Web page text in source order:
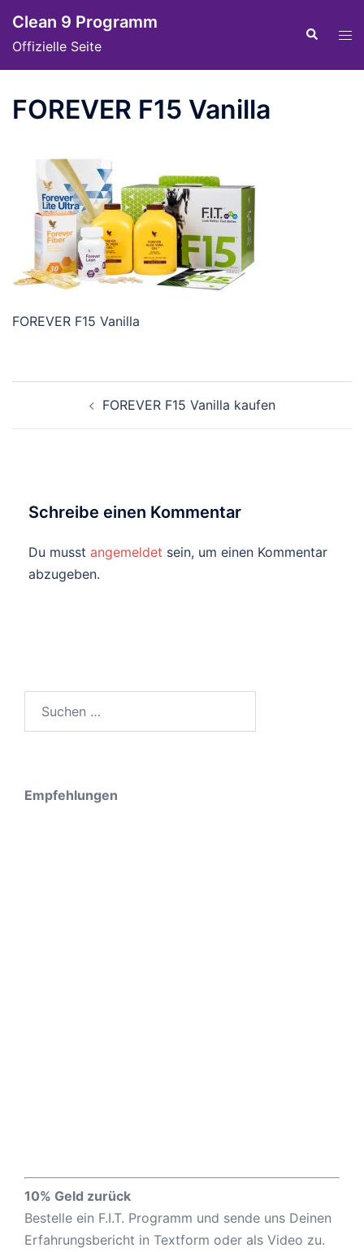
content
Clean 9 Programm
Offizielle Seite
Search
FOREVER F15 Vanilla
FOREVER F15 Vanilla
navigationFOREVER F15 Vanilla kaufen
Schreibe einen Kommentar
Du musst angemeldet sein, um einen Kommentar
abzugeben.
Empfehlungen
10% Geld zurück
Bestelle ein F.I.T. Programm und sende uns Deinen
Erfahrungsbericht in Textform oder als Video zu.